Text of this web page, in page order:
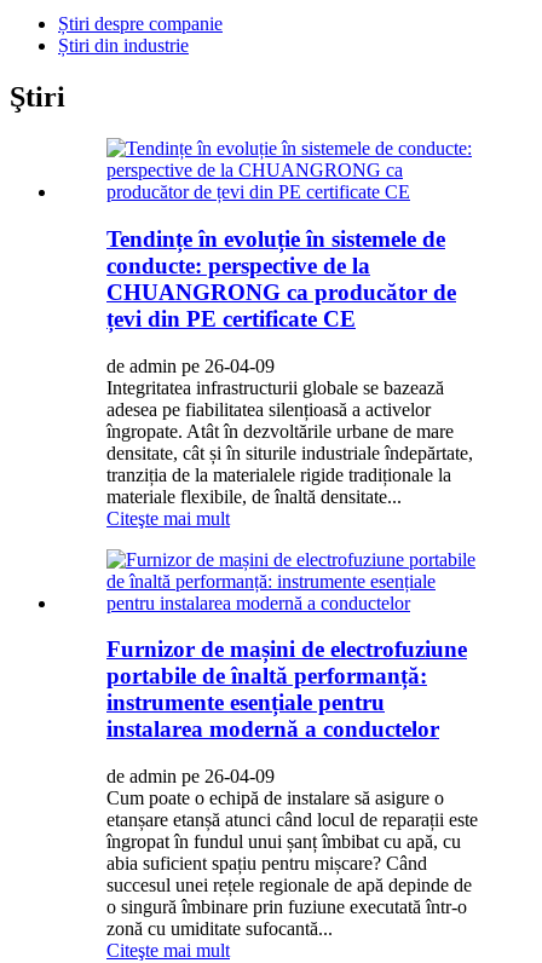
Știri despre companie
Știri din industrie
Ştiri
Tendințe în evoluție în sistemele de
conducte: perspective de la
CHUANGRONG ca producător de
țevi din PE certificate CE
de admin pe 26-04-09
Integritatea infrastructurii globale se bazează
adesea pe fiabilitatea silențioasă a activelor
îngropate. Atât în ​​dezvoltările urbane de mare
densitate, cât și în siturile industriale îndepărtate,
tranziția de la materialele rigide tradiționale la
materiale flexibile, de înaltă densitate...
Citeşte mai mult
Furnizor de mașini de electrofuziune
portabile de înaltă performanță:
instrumente esențiale pentru
instalarea modernă a conductelor
de admin pe 26-04-09
Cum poate o echipă de instalare să asigure o
etanșare etanșă atunci când locul de reparații este
îngropat în fundul unui șanț îmbibat cu apă, cu
abia suficient spațiu pentru mișcare? Când
succesul unei rețele regionale de apă depinde de
o singură îmbinare prin fuziune executată într-o
zonă cu umiditate sufocantă...
Citeşte mai mult